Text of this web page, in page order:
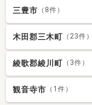
三豊市 （8件）
木田郡三木町 （23件）
綾歌郡綾川町 （3件）
観音寺市 （1件）